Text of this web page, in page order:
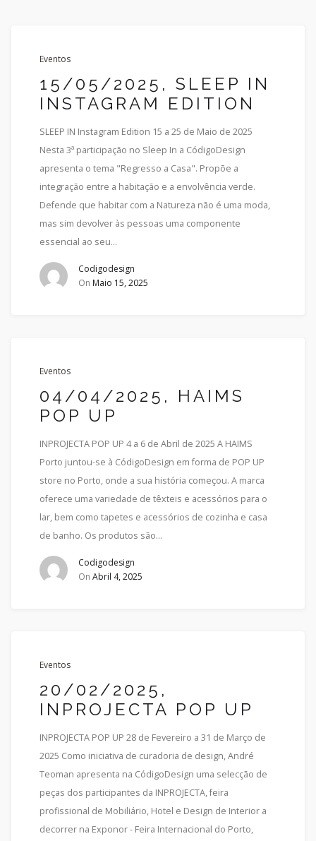
Eventos
15/05/2025, SLEEP IN
INSTAGRAM EDITION
SLEEP IN Instagram Edition 15 a 25 de Maio de 2025
Nesta 3ª participação no Sleep In a CódigoDesign
apresenta o tema "Regresso a Casa". Propõe a
integração entre a habitação e a envolvência verde.
Defende que habitar com a Natureza não é uma moda,
mas sim devolver às pessoas uma componente
essencial ao seu...
Codigodesign
On Maio 15, 2025
Eventos
04/04/2025, HAIMS
POP UP
INPROJECTA POP UP 4 a 6 de Abril de 2025 A HAIMS
Porto juntou-se à CódigoDesign em forma de POP UP
store no Porto, onde a sua história começou. A marca
oferece uma variedade de têxteis e acessórios para o
lar, bem como tapetes e acessórios de cozinha e casa
de banho. Os produtos são...
Codigodesign
On Abril 4, 2025
Eventos
20/02/2025,
INPROJECTA POP UP
INPROJECTA POP UP 28 de Fevereiro a 31 de Março de
2025 Como iniciativa de curadoria de design, André
Teoman apresenta na CódigoDesign uma selecção de
peças dos participantes da INPROJECTA, feira
profissional de Mobiliário, Hotel e Design de Interior a
decorrer na Exponor - Feira Internacional do Porto,